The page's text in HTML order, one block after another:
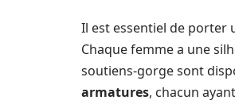
Il est essentiel de porter
Chaque femme a une
soutiens-gorge sont
armatures, chacun